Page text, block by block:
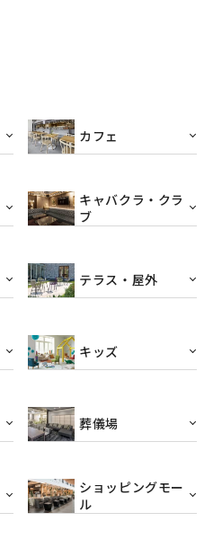
カフェ
キャバクラ・クラ
ブ
テラス・屋外
キッズ
葬儀場
ショッピングモー
ル